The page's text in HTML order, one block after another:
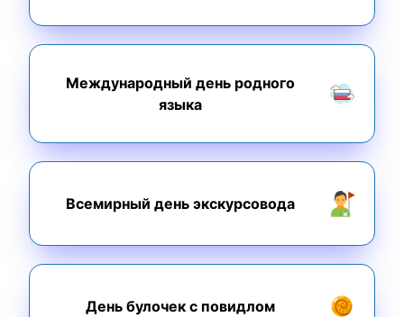
Международный день родного
языка
Всемирный день экскурсовода
День булочек с повидлом